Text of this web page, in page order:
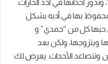
نُشرت الرواية عام 1980، وتدور أحداثها في أحد الحارات
محفوظ بها في أدبه بشكل
حبها كل من “حمدي” و
ويتزوجها، ولكن بعد
وتتصاعد الأحداث. يعرض لك